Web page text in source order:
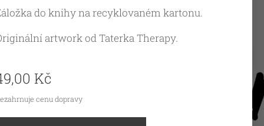
do knihy na recyklovaném kartonu.
artwork od Taterka Therapy.
Kč
cenu dopravy